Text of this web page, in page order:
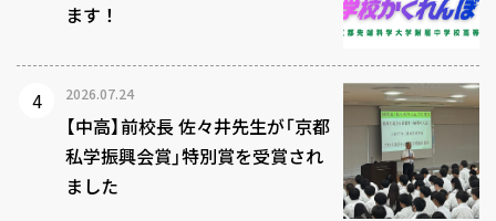
ます！
2026.07.24
【中高】前校長 佐々井先生が「京都
私学振興会賞」特別賞を受賞され
ました